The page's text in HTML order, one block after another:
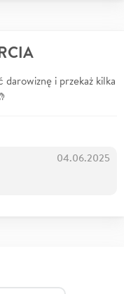
darowiznę i przekaż kilka
04.06.2025